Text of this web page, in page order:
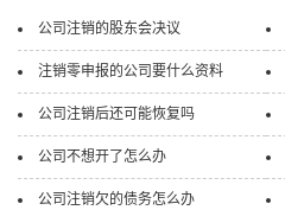
公司注销的股东会决议
注销零申报的公司要什么资料
公司注销后还可能恢复吗
公司不想开了怎么办
公司注销欠的债务怎么办